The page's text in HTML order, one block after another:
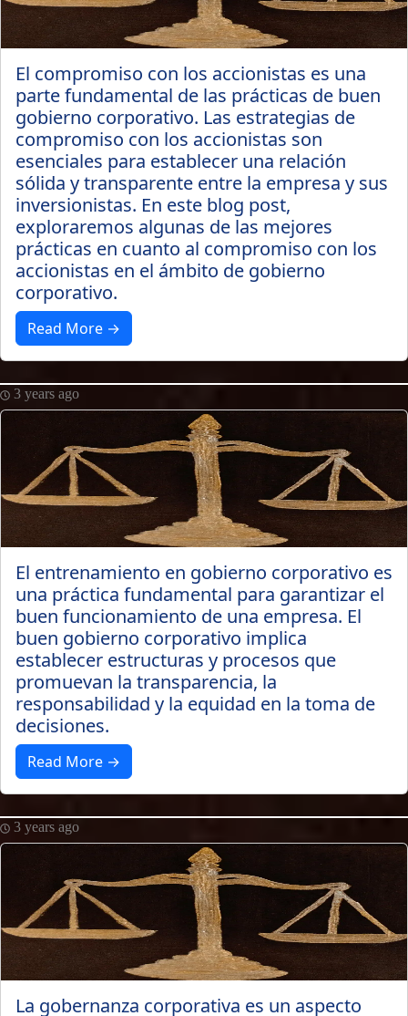
El compromiso con los accionistas es una
parte fundamental de las prácticas de buen
gobierno corporativo. Las estrategias de
compromiso con los accionistas son
esenciales para establecer una relación
sólida y transparente entre la empresa y sus
inversionistas. En este blog post,
exploraremos algunas de las mejores
prácticas en cuanto al compromiso con los
accionistas en el ámbito de gobierno
corporativo.
Read More →
3 years ago
El entrenamiento en gobierno corporativo es
una práctica fundamental para garantizar el
buen funcionamiento de una empresa. El
buen gobierno corporativo implica
establecer estructuras y procesos que
promuevan la transparencia, la
responsabilidad y la equidad en la toma de
decisiones.
Read More →
3 years ago
La gobernanza corporativa es un aspecto